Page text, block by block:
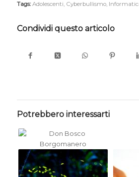
Tags: Adolescenti, Cyberbullismo,
Condividi questo articolo
Potrebbero interessarti